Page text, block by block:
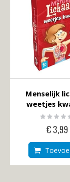
Menselijk
weetjes
Rating:
0%
€ 3,99